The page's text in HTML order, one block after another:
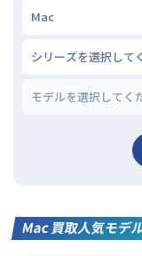
Mac 買取人気モデ